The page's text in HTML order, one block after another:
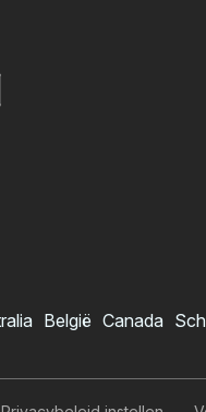
België Canada